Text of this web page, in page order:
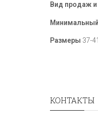
Вид продаж
Минимальный
Размеры 37-41
КОНТАКТЫ